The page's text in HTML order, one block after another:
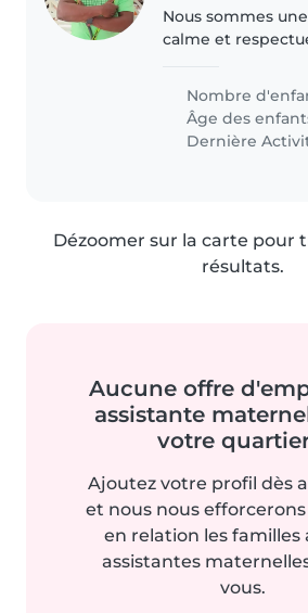
Nous sommes
calme et
enfants llés à
4ans déjà .Notre
garçons 9 et 6 ans
Nombre
Âge des
Dernière
Dézoomer sur la carte pour
résultats.
Aucune offre
assistante
votre
Ajoutez votre profil dès
et nous nous
en relation les familles
assistantes
vous.